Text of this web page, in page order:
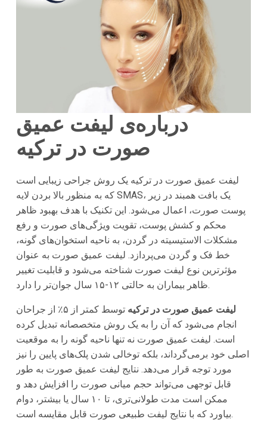
درباره‌ی لیفت عمیق
صورت در ترکیه
لیفت عمیق صورت در ترکیه یک روش جراحی زیبایی است
که به منظور بالا بردن لایه SMAS، یک بافت همبند در زیر
پوست صورت، اعمال می‌شود. این تکنیک با هدف بهبود ظاهر
محکم و کشش پوست، تقویت ویژگی‌های صورت و رفع
مشکلات الاستیسیته در گردن، به ناحیه استخوان‌های گونه،
خط فک و گردن می‌پردازد. لیفت عمیق صورت به عنوان
مؤثرترین نوع لیفت صورت شناخته می‌شود و قابلیت تغییر
ظاهر بیماران به حالتی ۱۲-۱۵ سال جوان‌تر را دارد.
لیفت عمیق صورت در ترکیه
توسط کمتر از ۵٪ از جراحان
انجام می‌شود که آن را به یک روش متخصصانه تبدیل کرده
است. لیفت عمیق صورت نه تنها ناحیه گونه را به موقعیت
اصلی خود برمی‌گرداند، بلکه توخالی شدن پلک‌های پایین را نیز
مورد توجه قرار می‌دهد. نتایج لیفت عمیق صورت به طور
قابل توجهی می‌تواند حجم میانی صورت را افزایش دهد و
ممکن است مدت طولانی‌تری، تا ۱۰ سال یا بیشتر، دوام
بیاورد که با نتایج لیفت طبیعی صورت قابل مقایسه است.